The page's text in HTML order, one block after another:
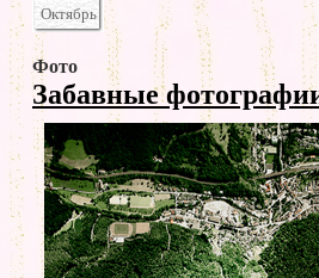
Октябрь
Фото
Забавные